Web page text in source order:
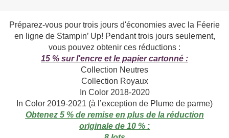
Préparez-vous pour trois jours d'économies avec la Féerie
en ligne de Stampin’ Up! Pendant trois jours seulement,
vous pouvez obtenir ces réductions :
15 % sur l'encre et le papier cartonné :
Collection Neutres
Collection Royaux
In Color 2018-2020
In Color 2019-2021 (à l’exception de Plume de parme)
Obtenez 5 % de remise en plus de la réduction
originale de 10 % :